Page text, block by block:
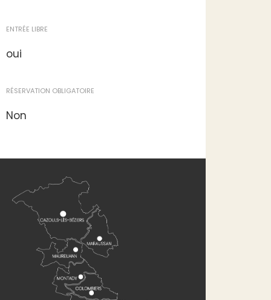
ENTRÉE LIBRE
oui
RÉSERVATION OBLIGATOIRE
Non